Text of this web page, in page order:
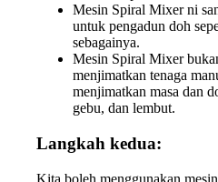
Mesin Spiral Mixer ni
untuk pengadun doh
sebagainya.
Mesin Spiral Mixer
menjimatkan tenaga
menjimatkan masa dan
gebu, dan lembut.
Langkah kedua:
Kita boleh menggunakan